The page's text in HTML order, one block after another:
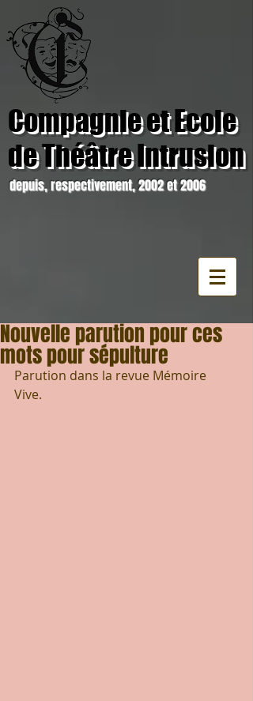
Compagnie et Ecole
de Théâtre Intrusion
depuis, respectivement, 2002 et 2006
Nouvelle parution pour ces
mots pour sépulture
Parution dans la revue Mémoire
Vive.